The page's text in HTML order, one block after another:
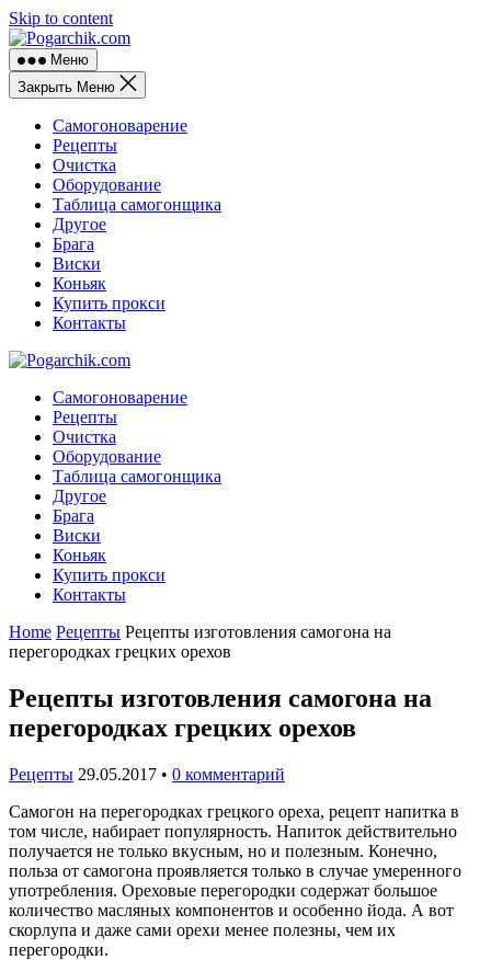
Skip to content
Меню
Закрыть Меню
Самогоноварение
Рецепты
Очистка
Оборудование
Таблица самогонщика
Другое
Брага
Виски
Коньяк
Купить прокси
Контакты
Самогоноварение
Рецепты
Очистка
Оборудование
Таблица самогонщика
Другое
Брага
Виски
Коньяк
Купить прокси
Контакты
Home Рецепты Рецепты изготовления самогона на
перегородках грецких орехов
Рецепты изготовления самогона на
перегородках грецких орехов
Рецепты 29.05.2017 • 0 комментарий
Самогон на перегородках грецкого ореха, рецепт напитка в
том числе, набирает популярность. Напиток действительно
получается не только вкусным, но и полезным. Конечно,
польза от самогона проявляется только в случае умеренного
употребления. Ореховые перегородки содержат большое
количество масляных компонентов и особенно йода. А вот
скорлупа и даже сами орехи менее полезны, чем их
перегородки.